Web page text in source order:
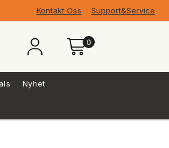
Kontakt Oss Support&Service
0
Nyhet